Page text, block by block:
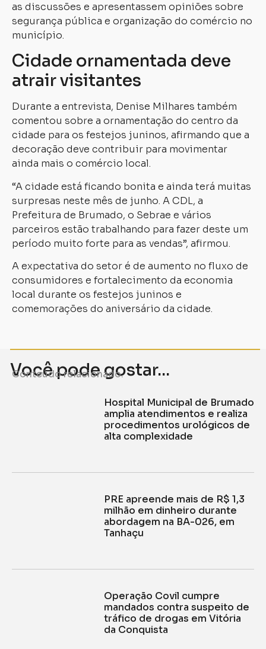
as discussões e apresentassem opiniões sobre
segurança pública e organização do comércio no
município.
Cidade ornamentada deve
atrair visitantes
Durante a entrevista, Denise Milhares também
comentou sobre a ornamentação do centro da
cidade para os festejos juninos, afirmando que a
decoração deve contribuir para movimentar
ainda mais o comércio local.
“A cidade está ficando bonita e ainda terá muitas
surpresas neste mês de junho. A CDL, a
Prefeitura de Brumado, o Sebrae e vários
parceiros estão trabalhando para fazer deste um
período muito forte para as vendas”, afirmou.
A expectativa do setor é de aumento no fluxo de
consumidores e fortalecimento da economia
local durante os festejos juninos e
comemorações do aniversário da cidade.
Você pode gostar...
Conteúdo relacionado.
Hospital Municipal de Brumado
amplia atendimentos e realiza
procedimentos urológicos de
alta complexidade
PRE apreende mais de R$ 1,3
milhão em dinheiro durante
abordagem na BA-026, em
Tanhaçu
Operação Covil cumpre
mandados contra suspeito de
tráfico de drogas em Vitória
da Conquista